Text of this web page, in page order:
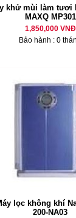
khử mùi làm tươi
MAXQ MP301
1,850,000 VNĐ
Bảo hành : 0
lọc không khí
200-NA03